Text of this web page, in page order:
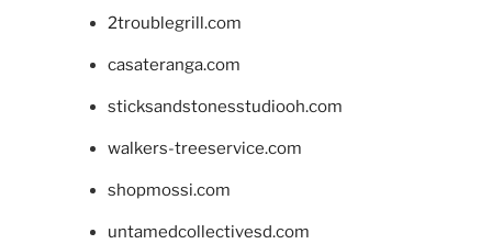
2troublegrill.com
casateranga.com
sticksandstonesstudiooh.com
walkers-treeservice.com
shopmossi.com
untamedcollectivesd.com